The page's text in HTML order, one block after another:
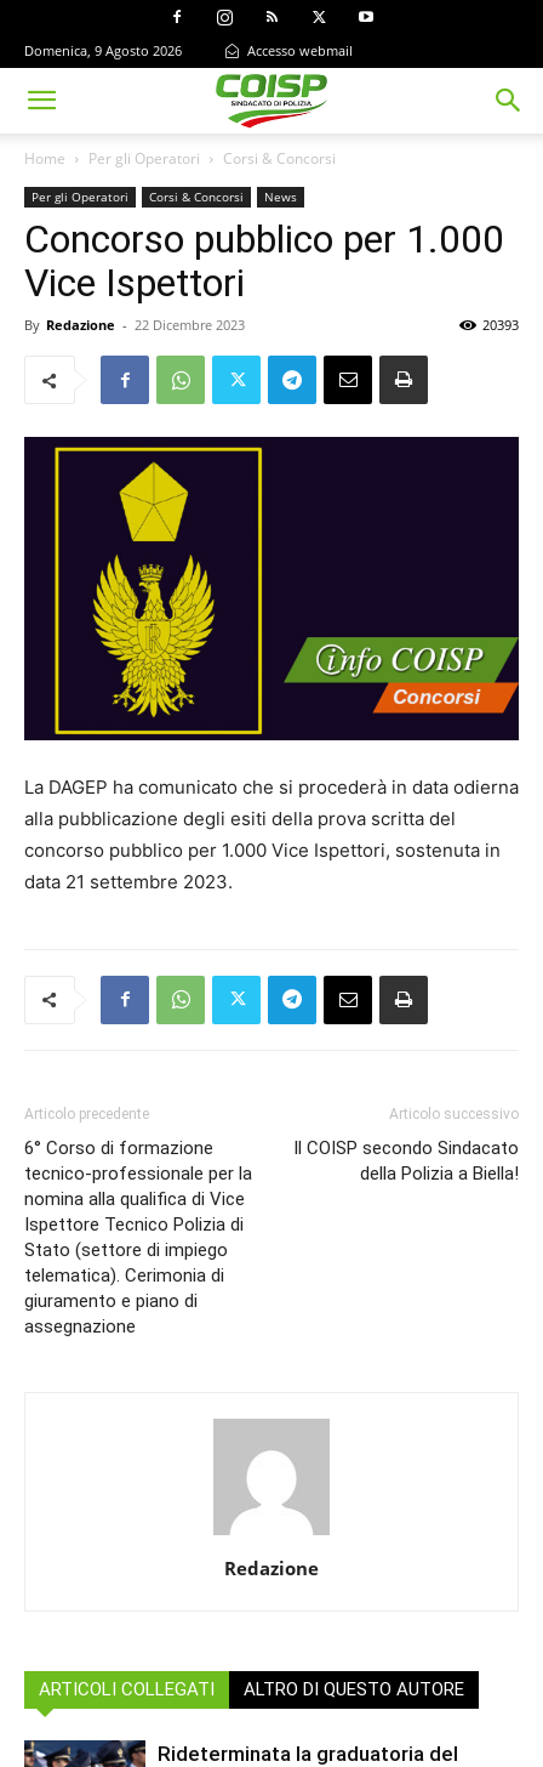
Domenica, 9 Agosto 2026 Accesso webmail
Home Per gli Operatori Corsi & Concorsi
Per gli Operatori Corsi & Concorsi News
Concorso pubblico per 1.000
Vice Ispettori
By Redazione - 22 Dicembre 2023 20393
La DAGEP ha comunicato che si procederà in data odierna
alla pubblicazione degli esiti della prova scritta del
concorso pubblico per 1.000 Vice Ispettori, sostenuta in
data 21 settembre 2023.
Articolo precedente
6° Corso di formazione
tecnico-professionale per la
nomina alla qualifica di Vice
Ispettore Tecnico Polizia di
Stato (settore di impiego
telematica). Cerimonia di
giuramento e piano di
assegnazione
Articolo successivo
Il COISP secondo Sindacato
della Polizia a Biella!
Redazione
ARTICOLI COLLEGATI ALTRO DI QUESTO AUTORE
Rideterminata la graduatoria del